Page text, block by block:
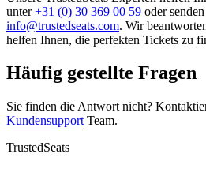
unter+31 (0) 30 369 00 59 oder
info@trustedseats.com. Wir
helfen Ihnen, die perfekten Tickets zu
Häufig gestellte Fragen
Sie finden die Antwort nicht?
Kundensupport Team.
TrustedSeats